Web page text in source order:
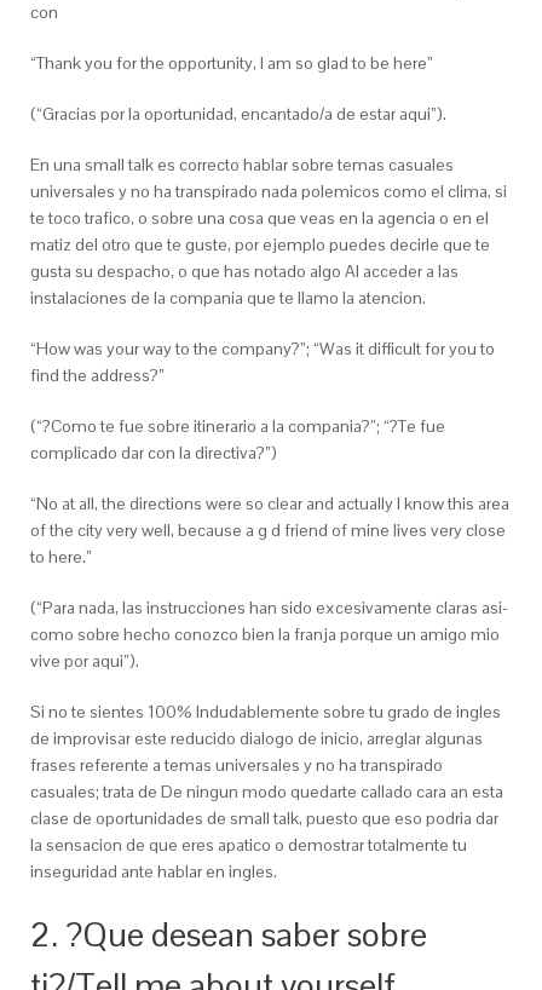
con
“Thank you for the opportunity, I am so glad to be here”
(“Gracias por la oportunidad, encantado/a de estar aqui”).
En una small talk es correcto hablar sobre temas casuales
universales y no ha transpirado nada polemicos como el clima, si
te toco trafico, o sobre una cosa que veas en la agencia o en el
matiz del otro que te guste, por ejemplo puedes decirle que te
gusta su despacho, o que has notado algo Al acceder a las
instalaciones de la compania que te llamo la atencion.
“How was your way to the company?”; “Was it difficult for you to
find the address?”
(“?Como te fue sobre itinerario a la compania?”; “?Te fue
complicado dar con la directiva?”)
“No at all, the directions were so clear and actually I know this area
of the city very well, because a g d friend of mine lives very close
to here.”
(“Para nada, las instrucciones han sido excesivamente claras asi­
como sobre hecho conozco bien la franja porque un amigo mio
vive por aqui”).
Si no te sientes 100% Indudablemente sobre tu grado de ingles
de improvisar este reducido dialogo de inicio, arreglar algunas
frases referente a temas universales y no ha transpirado
casuales; trata de De ningun modo quedarte callado cara an esta
clase de oportunidades de small talk, puesto que eso podria dar
la sensacion de que eres apatico o demostrar totalmente tu
inseguridad ante hablar en ingles.
2. ?Que desean saber sobre